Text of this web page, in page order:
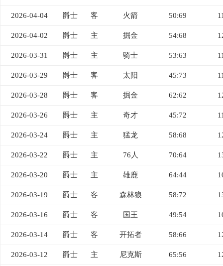
2026-04-04 爵士 客 火箭 50:69
2026-04-02 爵士 主 掘金 54:68
2026-03-31 爵士 主 骑士 53:63
2026-03-29 爵士 客 太阳 45:73
2026-03-28 爵士 客 掘金 62:62
2026-03-26 爵士 主 奇才 45:72
2026-03-24 爵士 主 猛龙 58:68
2026-03-22 爵士 主 76人 70:64
2026-03-20 爵士 主 雄鹿 64:44
2026-03-19 爵士 客 森林狼 58:72
2026-03-16 爵士 客 国王 49:54
2026-03-14 爵士 客 开拓者 58:66
2026-03-12 爵士 主 尼克斯 65:56